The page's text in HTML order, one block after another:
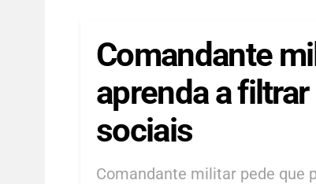
Comandante
aprenda a
sociais
Comandante militar pede que